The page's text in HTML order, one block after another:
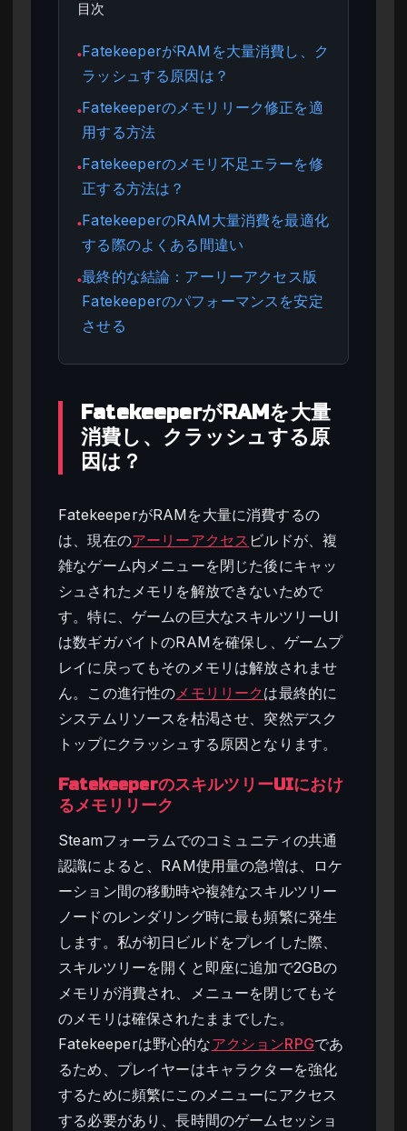
目次
●FatekeeperがRAMを大量消費し、ク
ラッシュする原因は？
●Fatekeeperのメモリリーク修正を適
用する方法
●Fatekeeperのメモリ不足エラーを修
正する方法は？
●FatekeeperのRAM大量消費を最適化
する際のよくある間違い
●最終的な結論：アーリーアクセス版
Fatekeeperのパフォーマンスを安定
させる
FatekeeperがRAMを大量
消費し、クラッシュする原
因は？
FatekeeperがRAMを大量に消費するの
は、現在のアーリーアクセス ビルドが、複
雑なゲーム内メニューを閉じた後にキャッ
シュされたメモリを解放できないためで
す。特に、ゲームの巨大なスキルツリーUI
は数ギガバイトのRAMを確保し、ゲームプ
レイに戻ってもそのメモリは解放されませ
ん。この進行性の メモリリーク は最終的に
システムリソースを枯渇させ、突然デスク
トップにクラッシュする原因となります。
FatekeeperのスキルツリーUIにおけ
るメモリリーク
Steamフォーラムでのコミュニティの共通
認識によると、RAM使用量の急増は、ロケ
ーション間の移動時や複雑なスキルツリー
ノードのレンダリング時に最も頻繁に発生
します。私が初日ビルドをプレイした際、
スキルツリーを開くと即座に追加で2GBの
メモリが消費され、メニューを閉じてもそ
のメモリは確保されたままでした。
Fatekeeperは野心的なアクションRPGであ
るため、プレイヤーはキャラクターを強化
するために頻繁にこのメニューにアクセス
する必要があり、長時間のゲームセッショ